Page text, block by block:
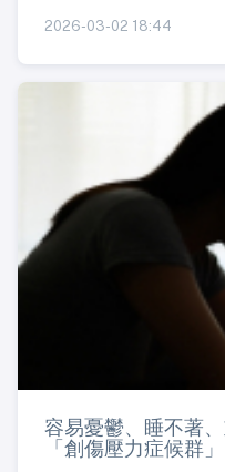
2026-03-02 18:44
容易憂鬱、睡不著
「創傷壓力症候群